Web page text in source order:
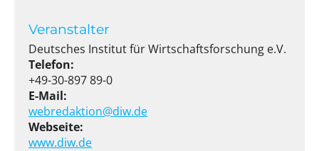
Veranstalter
Deutsches Institut für Wirtschaftsforschung e.V.
Telefon:
+49-30-897 89-0
E-Mail:
webredaktion@diw.de
Webseite:
www.diw.de